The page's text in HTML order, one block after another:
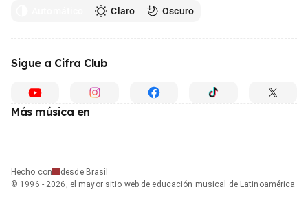
Claro Oscuro
Sigue a Cifra Club
Más música en
Hecho con
desde Brasil
© 1996 - 2026, el mayor sitio web de educación musical de Latinoamérica